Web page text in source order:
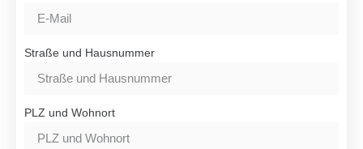
Straße und Hausnummer
PLZ und Wohnort